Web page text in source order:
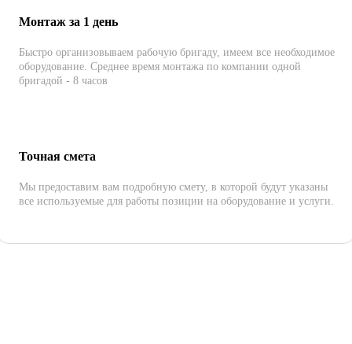
Монтаж за 1 день
Быстро организовываем рабочую бригаду, имеем все необходимое
оборудование. Среднее время монтажа по компании одной
бригадой - 8 часов
Точная смета
Мы предоставим вам подробную смету, в которой будут указаны
все используемые для работы позиции на оборудование и услуги.